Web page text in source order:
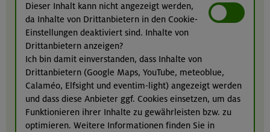
Dieser Inhalt kann nicht angezeigt werden,
da Inhalte von Drittanbietern in den Cookie-
Einstellungen deaktiviert sind. Inhalte von
Drittanbietern anzeigen?
Ich bin damit einverstanden, dass Inhalte von
Drittanbietern (Google Maps, YouTube, meteoblue,
Calaméo, Elfsight und eventim-light) angezeigt werden
und dass diese Anbieter ggf. Cookies einsetzen, um das
Funktionieren ihrer Inhalte zu gewährleisten bzw. zu
optimieren. Weitere Informationen finden Sie in